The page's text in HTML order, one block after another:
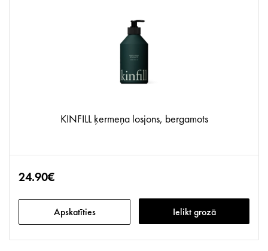
KINFILL ķermeņa losjons, bergamots
24.90€
Apskatīties Ielikt grozā